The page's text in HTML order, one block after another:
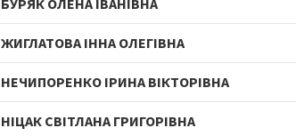
ЖИГЛАТОВА ІННА ОЛЕГІВНА
НЕЧИПОРЕНКО ІРИНА ВІКТОРІВНА
НІЦАК СВІТЛАНА ГРИГОРІВНА